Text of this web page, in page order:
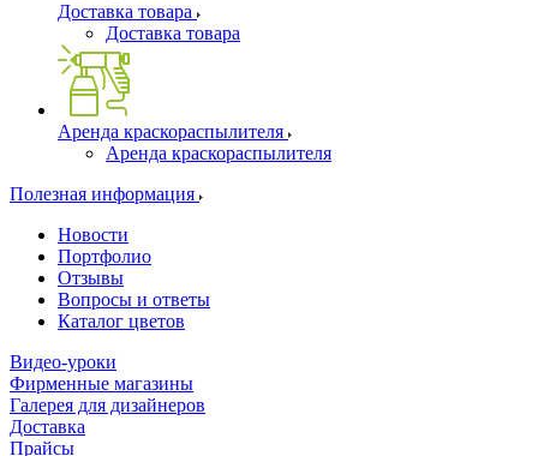
Доставка товара
Доставка товара
Аренда краскораспылителя
Аренда краскораспылителя
Полезная информация
Новости
Портфолио
Отзывы
Вопросы и ответы
Каталог цветов
Видео-уроки
Фирменные магазины
Галерея для дизайнеров
Доставка
Прайсы